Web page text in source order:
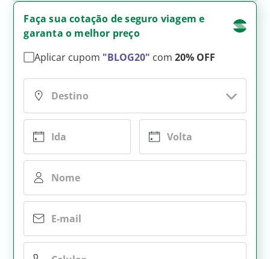
Faça sua cotação de seguro viagem e
garanta o melhor preço
Aplicar cupom "BLOG20" com20% OFF